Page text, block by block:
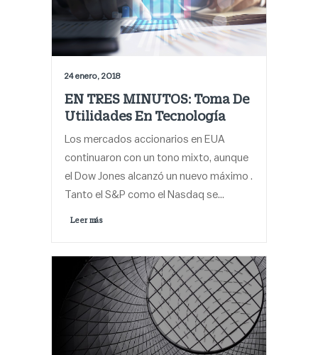
24 enero, 2018
EN TRES MINUTOS: Toma De
Utilidades En Tecnología
Los mercados accionarios en EUA
continuaron con un tono mixto, aunque
el Dow Jones alcanzó un nuevo máximo .
Tanto el S&P como el Nasdaq se…
Leer más